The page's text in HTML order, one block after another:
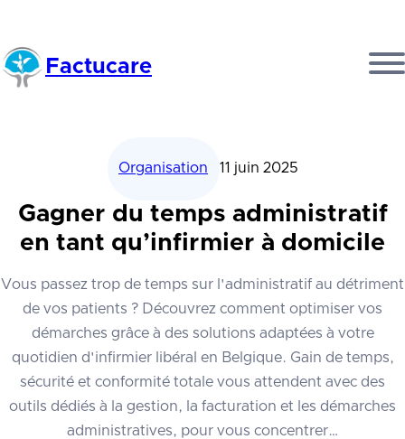
Factucare
Organisation 11 juin 2025
Gagner du temps administratif
en tant qu’infirmier à domicile
Vous passez trop de temps sur l'administratif au détriment
de vos patients ? Découvrez comment optimiser vos
démarches grâce à des solutions adaptées à votre
quotidien d'infirmier libéral en Belgique. Gain de temps,
sécurité et conformité totale vous attendent avec des
outils dédiés à la gestion, la facturation et les démarches
administratives, pour vous concentrer…